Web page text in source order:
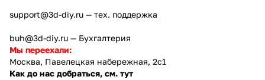
support@3d-diy.ru — тех. поддержка
buh@3d-diy.ru — Бухгалтерия
Мы переехали:
Москва, Павелецкая набережная, 2с1
Как до нас добраться, см. тут